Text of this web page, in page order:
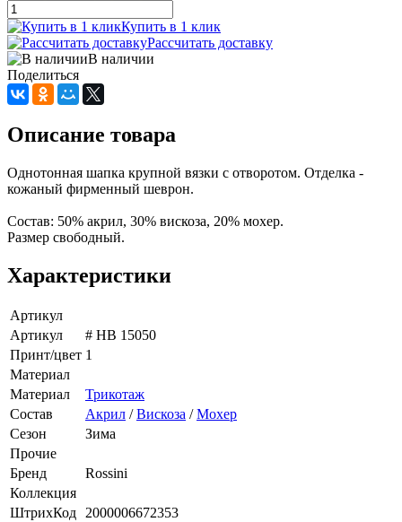
Купить в 1 клик
Рассчитать доставку
В наличии
Поделиться
Описание товара
Однотонная шапка крупной вязки с отворотом. Отделка -
кожаный фирменный шеврон.
Состав: 50% акрил, 30% вискоза, 20% мохер.
Размер свободный.
Характеристики
Артикул
Артикул
# HB 15050
Принт/цвет 1
Материал
Материал
Трикотаж
Состав
Акрил /Вискоза /Мохер
Сезон
Зима
Прочие
Бренд
Rossini
Коллекция
ШтрихКод 2000006672353